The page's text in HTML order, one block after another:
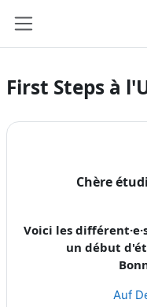
First Steps à
Schema della
Chère
Voici les
un début
Auf